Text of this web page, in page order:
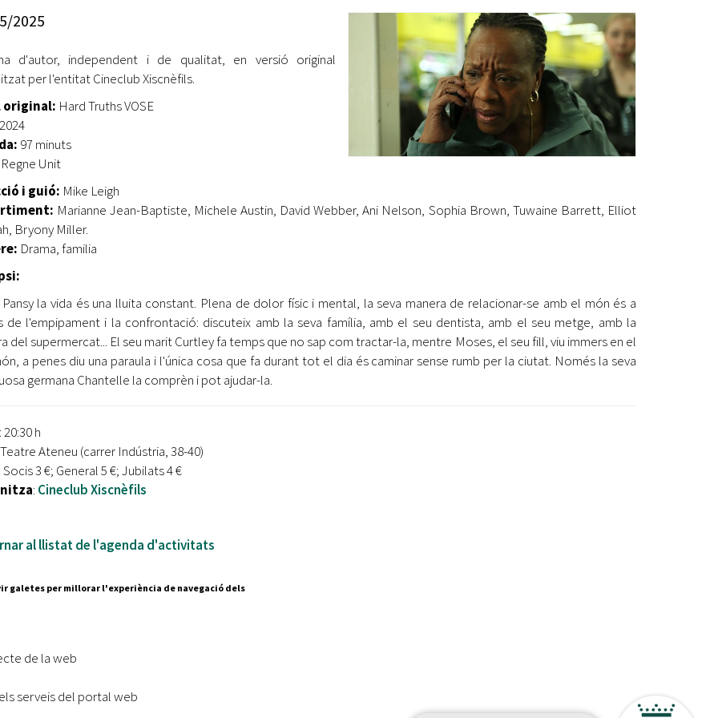
Ètica i Integritat
Retiment de Comptes
Accés a Informació Pública
Dades Obertes
jove 2026
Cerdanyola opta a més de 5 milions d'euros del Pla de
Barris per transformar les Fontetes, Quatre Cantons i
tret de sortida al festival
l'eclipsi solar
Entitats
Equipaments
Mercats Municipals
2025
d'autor, independent i de qualitat, en versió original
per l'entitat Cineclub Xiscnèfils.
Hard Truths VOSE
2024
97 minuts
Regne Unit
i guió: Mike Leigh
Marianne Jean-Baptiste, Michele Austin, David Webber, Ani Nelson, Sophia Brown, Tuwaine Barrett, Elliot
Bryony Miller.
Drama, familia
Pansy la vida és una lluita constant. Plena de dolor físic i mental, la seva manera de relacionar-se amb el món és a
de l'empipament i la confrontació: discuteix amb la seva família, amb el seu dentista, amb el seu metge, amb la
del supermercat... El seu marit Curtley fa temps que no sap com tractar-la, mentre Moses, el seu fill, viu immers en el
a penes diu una paraula i l'única cosa que fa durant tot el dia és caminar sense rumb per la ciutat. Només la seva
germana Chantelle la comprèn i pot ajudar-la.
: 20:30 h
Ateneu (carrer Indústria, 38-40)
: Socis 3 €; General 5 €; Jubilats 4 €
: Cineclub Xiscnèfils
al llistat de l'agenda d'activitats
88 88
galetes per millorar l'experiència de navegació dels
de la web
serveis del portal web